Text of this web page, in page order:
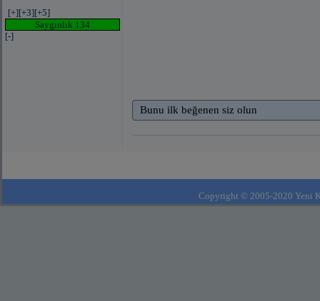
[+][+3][+5]
Saygınlık 134
[-]
Bunu ilk beğenen siz olun
Copyright © 2005-2020 Yeni